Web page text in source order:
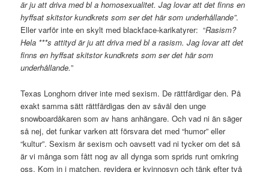
är ju att driva med bl a homosexualitet. Jag lovar att det finns en
hyffsat skitstor kundkrets som ser det här som underhållande”.
Eller varför inte en skylt med blackface-karikatyrer: “Rasism?
Hela ***s attityd är ju att driva med bl a rasism. Jag lovar att det
finns en hyffsat skitstor kundkrets som ser det här som
underhållande.”
Texas Longhorn driver inte med sexism. De rättfärdigar den. På
exakt samma sätt rättfärdigas den av såväl den unge
snowboardåkaren som av hans anhängare. Och vad ni än säger
så nej, det funkar varken att försvara det med “humor” eller
“kultur”. Sexism är sexism och oavsett vad ni tycker om det så
är vi många som fått nog av all dynga som sprids runt omkring
oss. Kom in i matchen, revidera er kvinnosyn och tänk efter två